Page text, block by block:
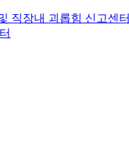
직장내 괴롭힘 신고센터